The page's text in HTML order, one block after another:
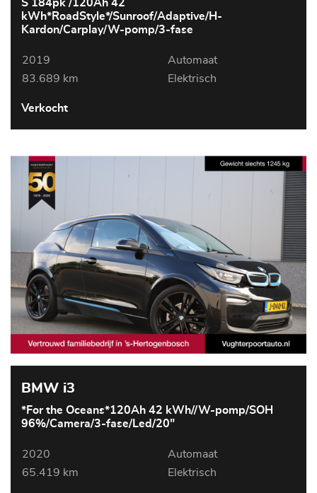
S 184pk /120Ah 42
kWh*RoadStyle*/Sunroof/Adaptive/H-
Kardon/Carplay/W-pomp/3-fase
2019
Automaat
83.689 km
Elektrisch
Verkocht
BMW i3
*For the Oceans*120Ah 42 kWh//W-pomp/SOH
96%/Camera/3-fase/Led/20"
2020
Automaat
65.419 km
Elektrisch